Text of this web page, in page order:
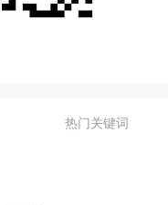
热门关键词